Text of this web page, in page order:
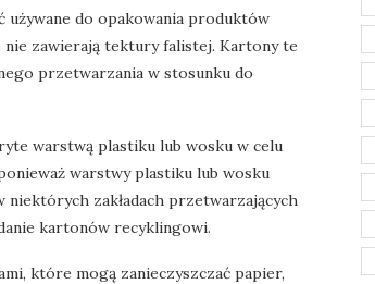
do opakowania produktów
nie zawierają tektury falistej. Kartony te
przetwarzania w stosunku do
warstwą plastiku lub wosku w celu
warstwy plastiku lub wosku
zakładach przetwarzających
kartonów recyklingowi.
które mogą zanieczyszczać papier,